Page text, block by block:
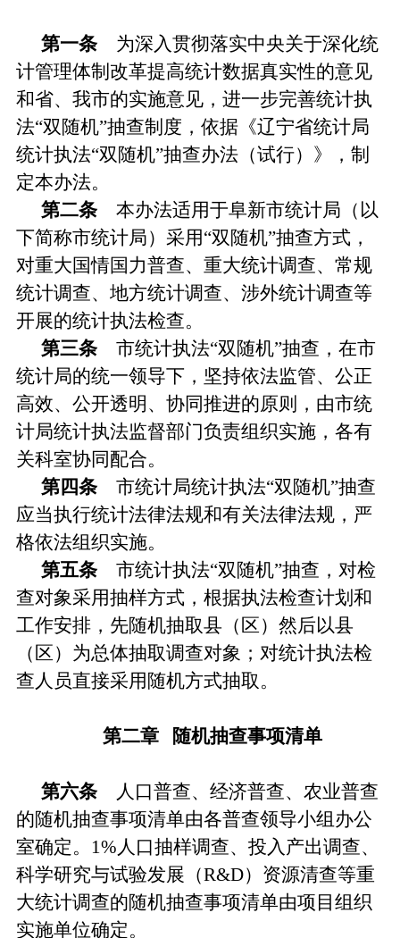
第一条为深入贯彻落实中央关于深化统
计管理体制改革提高统计数据真实性的意见
和省、我市的实施意见，进一步完善统计执
法“双随机”抽查制度，依据《辽宁省统计局
统计执法“双随机”抽查办法（试行）》，制
定本办法。
第二条
本办法适用于阜新市统计局（以
下简称市统计局）采用“双随机”抽查方式，
对重大国情国力普查、重大统计调查、常规
统计调查、地方统计调查、涉外统计调查等
开展的统计执法检查。
第三条
市统计执法“双随机”抽查，在市
统计局的统一领导下，坚持依法监管、公正
高效、公开透明、协同推进的原则，由市统
计局统计执法监督部门负责组织实施，各有
关科室协同配合。
第四条
市统计局统计执法“双随机”抽查
应当执行统计法律法规和有关法律法规，严
格依法组织实施。
第五条
市统计执法“双随机”抽查，对检
查对象采用抽样方式，根据执法检查计划和
工作安排，先随机抽取县（区）然后以县
（区）为总体抽取调查对象；对统计执法检
查人员直接采用随机方式抽取。
第二章 随机抽查事项清单
第六条
人口普查、经济普查、农业普查
的随机抽查事项清单由各普查领导小组办公
室确定。1%人口抽样调查、投入产出调查、
科学研究与试验发展（R&D）资源清查等重
大统计调查的随机抽查事项清单由项目组织
实施单位确定。